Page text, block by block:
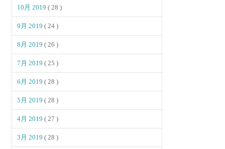
10月 2019( 28 )
9月 2019( 24 )
8月 2019( 26 )
7月 2019( 25 )
6月 2019( 28 )
5月 2019( 28 )
4月 2019( 27 )
3月 2019( 28 )